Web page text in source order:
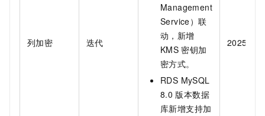
列加密 迭代
Management
Service）联
动，新增
KMS 密钥加
密方式。
RDS MySQL
8.0 版本数据
库新增支持加